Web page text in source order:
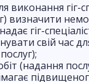
виконання гіг-
визначити
гіг-
свій час
(надання